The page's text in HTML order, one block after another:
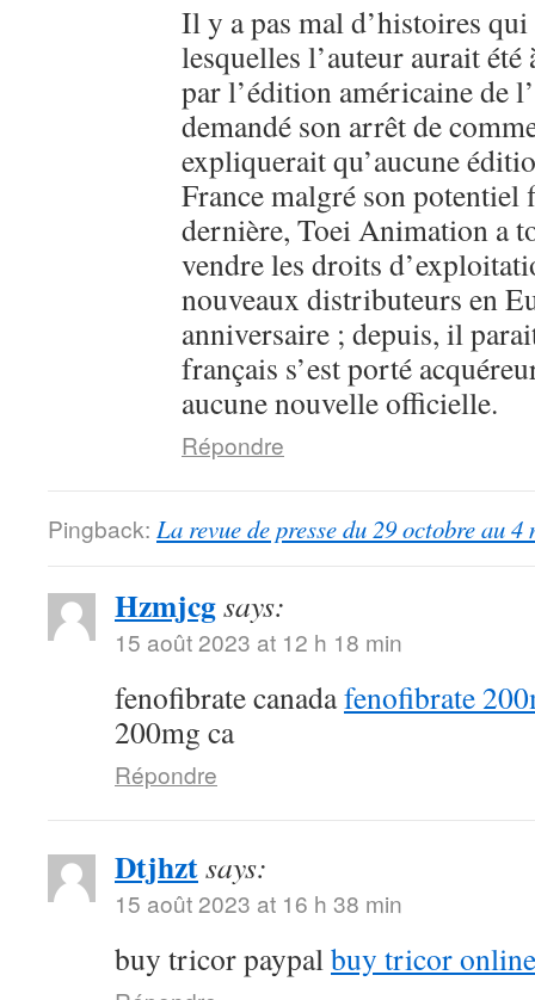
Il y a pas mal d’histoires
lesquelles l’auteur aurait
par l’édition américaine de
demandé son arrêt de
expliquerait qu’aucune
France malgré son potentiel
dernière, Toei Animation a
vendre les droits
nouveaux distributeurs en
anniversaire ; depuis, il
français s’est porté
aucune nouvelle officielle.
Répondre
Pingback: La revue de presse du 29 octobre au
Hzmjcgsays:
15 août 2023 at 12 h 18 min
fenofibrate canadafenofibrate
200mg ca
Répondre
Dtjhztsays:
15 août 2023 at 16 h 38 min
buy tricor paypalbuy tricor online